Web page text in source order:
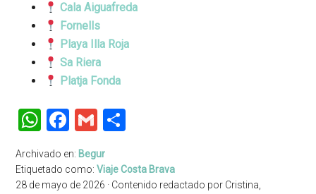
Cala Aiguafreda
Fornells
Playa Illa Roja
Sa Riera
Platja Fonda
WhatsApp
Facebook
Gmail
Archivado en: Begur
Etiquetado como:Viaje Costa Brava
28 de mayo de 2026 · Contenido redactado por Cristina